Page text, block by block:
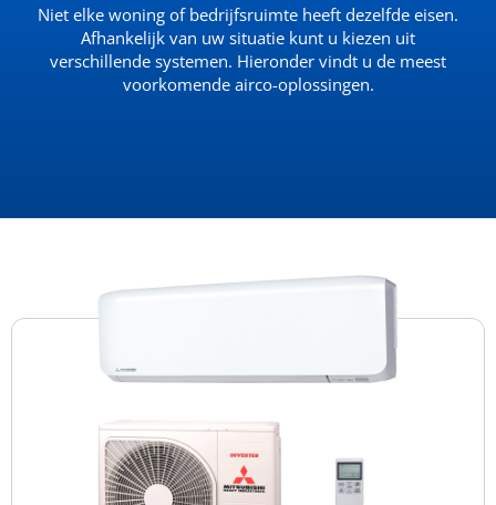
Niet elke woning of bedrijfsruimte heeft dezelfde eisen.
Afhankelijk van uw situatie kunt u kiezen uit
verschillende systemen. Hieronder vindt u de meest
voorkomende airco-oplossingen.